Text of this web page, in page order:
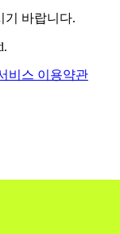
기 바랍니다.
비스 이용약관